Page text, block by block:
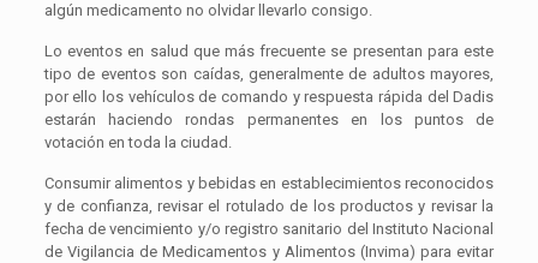
algún medicamento no olvidar llevarlo consigo.
Lo eventos en salud que más frecuente se presentan para este
tipo de eventos son caídas, generalmente de adultos mayores,
por ello los vehículos de comando y respuesta rápida del Dadis
estarán haciendo rondas permanentes en los puntos de
votación en toda la ciudad.
Consumir alimentos y bebidas en establecimientos reconocidos
y de confianza, revisar el rotulado de los productos y revisar la
fecha de vencimiento y/o registro sanitario del Instituto Nacional
de Vigilancia de Medicamentos y Alimentos (Invima) para evitar